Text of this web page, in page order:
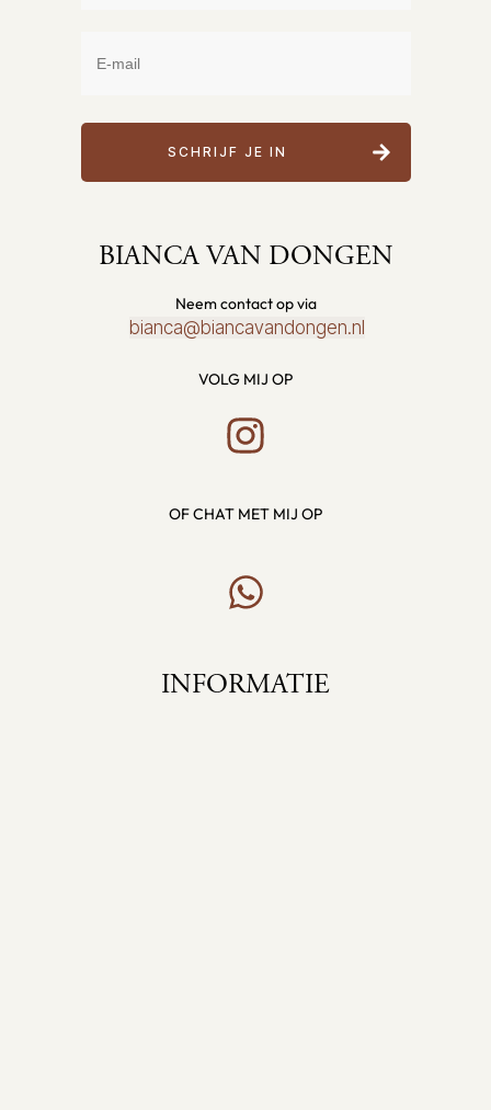
SCHRIJF JE IN
BIANCA VAN DONGEN
Neem contact op via
bianca@biancavandongen.nl
VOLG MIJ OP
OF CHAT MET MIJ OP
INFORMATIE